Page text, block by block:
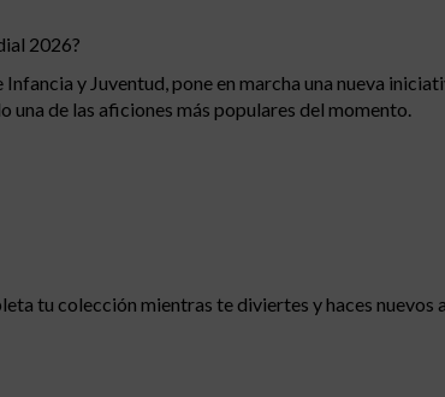
2026?
y Juventud, pone en marcha una nueva
de las aficiones más populares del momento.
tu colección mientras te diviertes y haces nuevos